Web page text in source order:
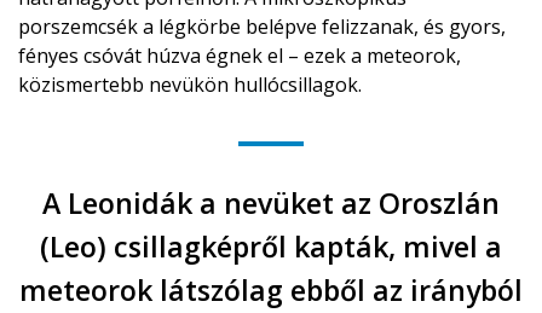
porszemcsék a légkörbe belépve felizzanak, és gyors,
fényes csóvát húzva égnek el – ezek a meteorok,
közismertebb nevükön hullócsillagok.
A Leonidák a nevüket az Oroszlán
(Leo) csillagképről kapták, mivel a
meteorok látszólag ebből az irányból